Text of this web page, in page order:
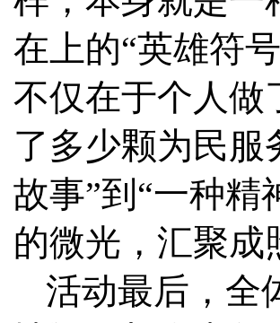
在上的“英雄符
不仅在于个人做
了多少颗为民服
故事”到“一种
的微光，汇聚成
活动最后，全